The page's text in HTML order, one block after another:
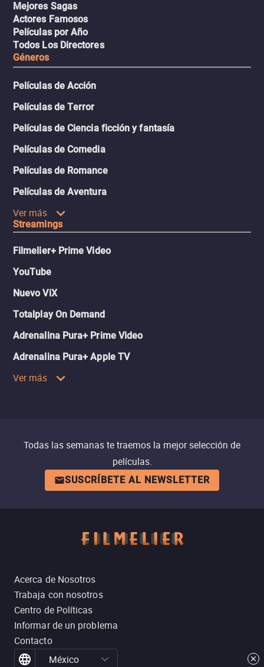
Mejores Sagas
Actores Famosos
Películas por Año
Todos Los Directores
Géneros
Películas de Acción
Películas de Terror
Películas de Ciencia ficción y fantasía
Películas de Comedia
Películas de Romance
Películas de Aventura
Ver más
Streamings
Filmelier+ Prime Video
YouTube
Nuevo ViX
Totalplay On Demand
Adrenalina Pura+ Prime Video
Adrenalina Pura+ Apple TV
Ver más
Todas las semanas te traemos la mejor selección de
películas.
SUSCRÍBETE AL NEWSLETTER
Acerca de Nosotros
Trabaja con nosotros
Centro de Políticas
Informar de un problema
Contacto
México